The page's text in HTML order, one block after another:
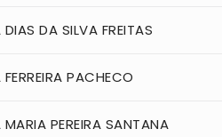
DIAS DA SILVA FREITAS
PACHECO
MARIA PEREIRA SANTANA